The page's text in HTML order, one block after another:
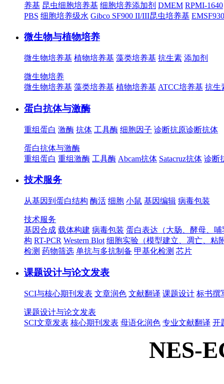
养基 昆虫细胞培养基 细胞培养添加剂 DMEM RPMI-1640
PBS 细胞培养级水 Gibco SF900 II/III昆虫培养基
微生物与植物培养
微生物培养基 植物培养基 藻类培养基 抗生素 添加剂
微生物培养
微生物培养基 藻类培养基 植物培养基 ATCC培养基 抗生
蛋白抗体与激酶
重组蛋白 激酶 抗体 工具酶 细胞因子 诊断抗原诊断抗体
蛋白抗体与激酶
重组蛋白 重组激酶 工具酶 Abcam抗体 Satacruz抗体 诊断
技术服务
从基因到蛋白结构 酶活 细胞 小鼠 基因编辑 病毒包装
技术服务
基因合成 载体构建 病毒包装 蛋白表达（大肠、酵母、
构 RT-PCR Western Blot 细胞实验（模型建立、凋亡、粘
检测 药物筛选 单抗与多抗制备 甲基化检测 芯片
课题设计与论文发表
SCI与核心期刊发表 文章润色 文献翻译 课题设计 标书撰
课题设计与论文发表
SCI文章发表 核心期刊发表 母语化润色 专业文献翻译 开
NES-